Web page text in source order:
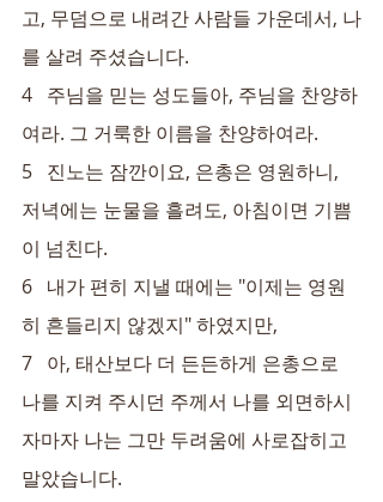
고, 무덤으로 내려간 사람들 가운데서, 나
를 살려 주셨습니다.
4   주님을 믿는 성도들아, 주님을 찬양하
여라. 그 거룩한 이름을 찬양하여라.
5   진노는 잠깐이요, 은총은 영원하니,
저녁에는 눈물을 흘려도, 아침이면 기쁨
이 넘친다.
6   내가 편히 지낼 때에는 "이제는 영원
히 흔들리지 않겠지" 하였지만,
7   아, 태산보다 더 든든하게 은총으로
나를 지켜 주시던 주께서 나를 외면하시
자마자 나는 그만 두려움에 사로잡히고
말았습니다.